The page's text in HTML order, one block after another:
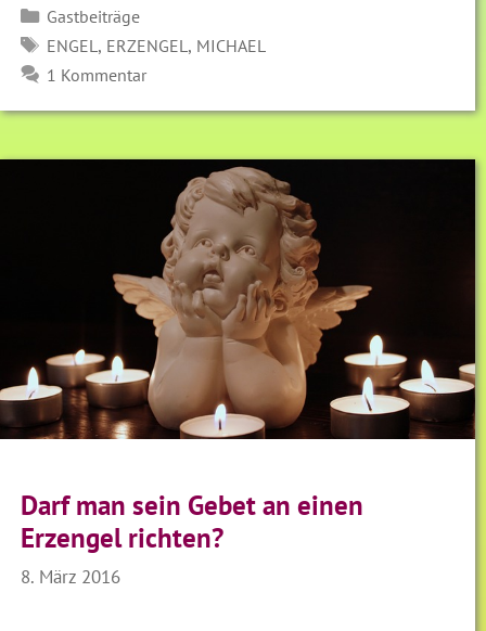
Kategorien
Gastbeiträge
SCHLAGWÖRTER
ENGEL , ERZENGEL , MICHAEL
1 Kommentar
Darf man sein Gebet an einen
Erzengel richten?
8. März 2016